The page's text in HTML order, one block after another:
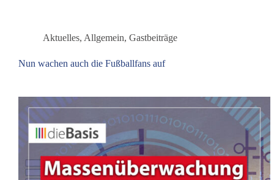
Aktuelles, Allgemein, Gastbeiträge
Nun wachen auch die Fußballfans auf